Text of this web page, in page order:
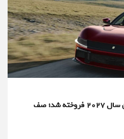
تمامی محصولات فراری تا پایان سال ۲۰۲۷ فروخته شد؛ صف